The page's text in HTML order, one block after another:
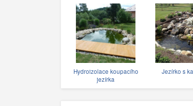
Hydroizolace koupacího
jezírka
Jezírko s